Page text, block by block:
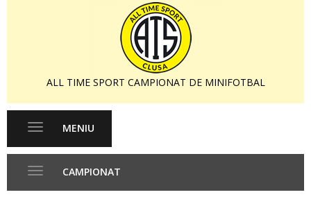
ALL TIME SPORT CAMPIONAT DE MINIFOTBAL
Toggle
MENIU
CAMPIONAT